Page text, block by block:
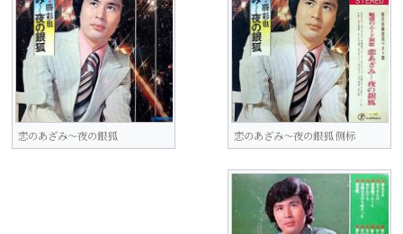
恋のあざみ～夜の銀狐 恋のあざみ～夜の銀狐 侧标